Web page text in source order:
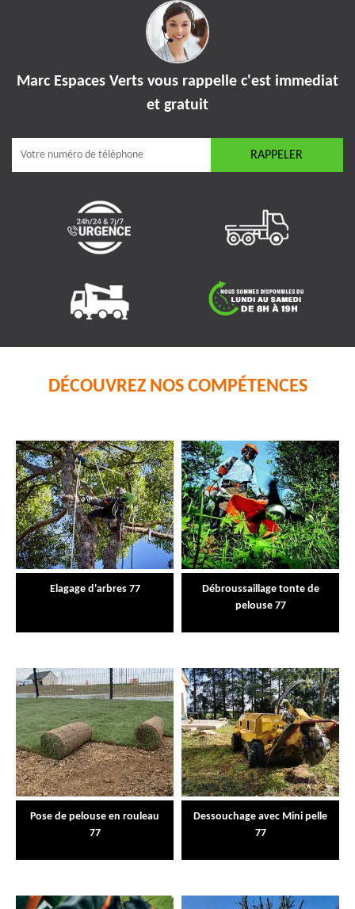
Marc Espaces Verts vous rappelle c'est immediat
et gratuit
DÉCOUVREZ NOS COMPÉTENCES
Elagage d'arbres 77
Débroussaillage tonte de
pelouse 77
Pose de pelouse en rouleau
77
Dessouchage avec Mini pelle
77